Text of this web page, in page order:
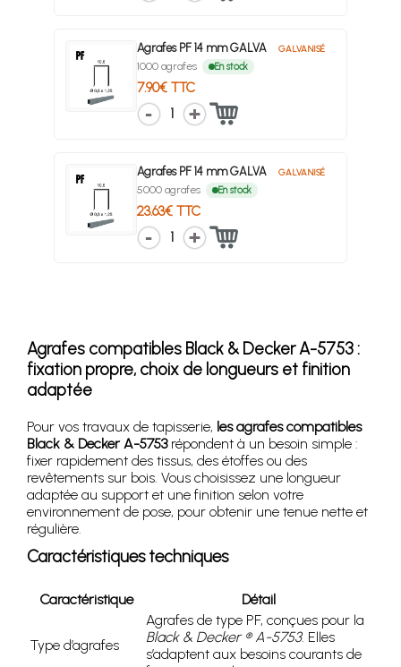
Agrafes PF 14 mm GALVA GALVANISÉ
1000 agrafes En stock
7.90€ TTC
1
Agrafes PF 14 mm GALVA GALVANISÉ
5000 agrafes En stock
23.63€ TTC
1
Agrafes compatibles Black & Decker A-5753 :
fixation propre, choix de longueurs et finition
adaptée
Pour vos travaux de tapisserie, les agrafes compatibles
Black & Decker A-5753répondent à un besoin simple :
fixer rapidement des tissus, des étoffes ou des
revêtements sur bois. Vous choisissez une longueur
adaptée au support et une finition selon votre
environnement de pose, pour obtenir une tenue nette et
régulière.
Caractéristiques techniques
Caractéristique Détail
Type d’agrafes
Agrafes de type PF, conçues pour la
Black & Decker ® A-5753. Elles
s’adaptent aux besoins courants de